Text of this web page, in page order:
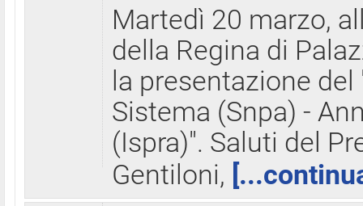
Martedì 20 marzo,
della Regina di
la presentazione
Sistema (Snpa) -
(Ispra)". Saluti del
Gentiloni,